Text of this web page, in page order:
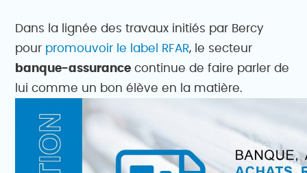
Dans la lignée des travaux initiés par Bercy
pour promouvoir le label RFAR, le secteur
banque-assurance continue de faire parler de
lui comme un bon élève en la matière.